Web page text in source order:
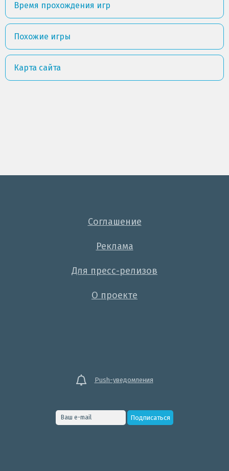
Время прохождения игр
Похожие игры
Карта сайта
Соглашение
Реклама
Для пресс-релизов
О проекте
Push-уведомления